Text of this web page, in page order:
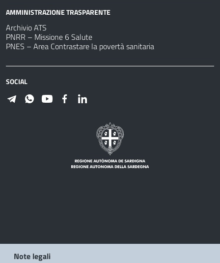
AMMINISTRAZIONE TRASPARENTE
Archivio ATS
PNRR – Missione 6 Salute
PNES – Area Contrastare la povertà sanitaria
SOCIAL
Note legali